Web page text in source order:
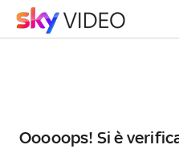
Ooooops! Si è